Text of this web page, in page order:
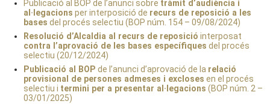
Publicació al BOP de l’anunci sobre tràmit d’audiència i
al·legacions per interposició de recurs de reposició a les
bases del procés selectiu (BOP núm. 154 – 09/08/2024)
Resolució d’Alcaldia al recurs de reposició interposat
contra l’aprovació de les bases específiques del procés
selectiu (20/12/2024)
Publicació al BOP de l’anunci d’aprovació de la relació
provisional de persones admeses i excloses en el procés
selectiu i termini per a presentar al·legacions (BOP núm. 2 –
03/01/2025)